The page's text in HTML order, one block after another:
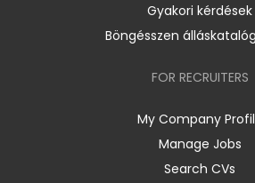
Gyakori kérdések
Böngésszen
FOR RECRUITERS
My Company
Manage Jobs
Search CVs